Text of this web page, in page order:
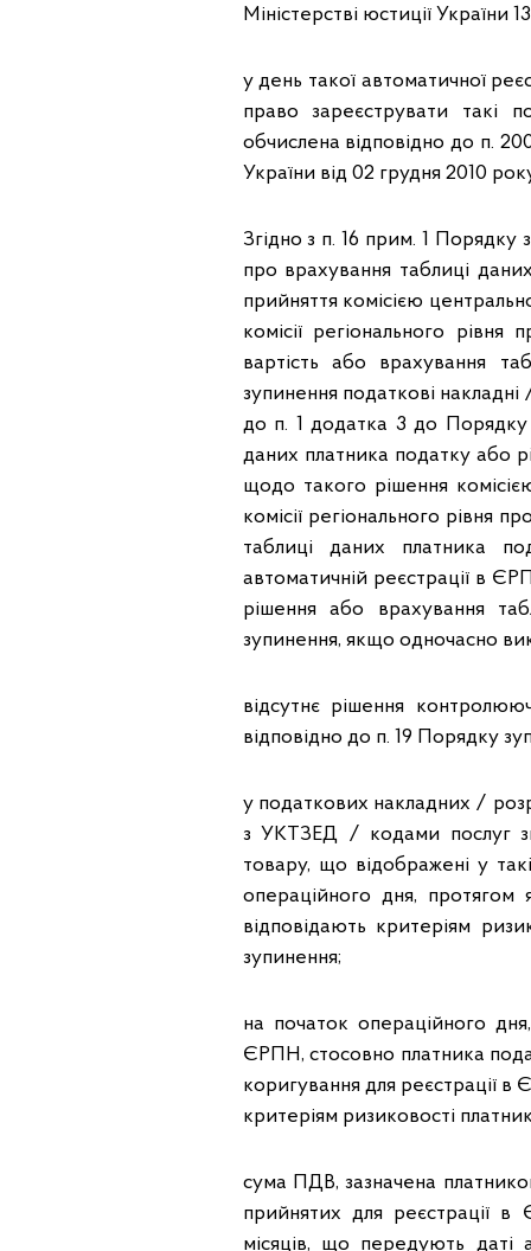
Міністерстві юстиції
у день такої автоматичної
право зареєструвати такі
обчислена відповідно до п.
України від 02 грудня 2010
Згідно з п. 16 прим. 1 Порядку
про врахування таблиці
прийняття комісією
комісії регіонального
вартість або врахування
зупинення податкові
до п. 1 додатка 3 до Порядку
даних платника податку або
щодо такого рішення
комісії регіонального рівня
таблиці даних платника
автоматичній реєстрації в
рішення або врахування
зупинення, якщо одночасно
відсутнє рішення
відповідно до п. 19 Порядку
у податкових накладних /
з УКТЗЕД / кодами послуг
товару, що відображені у
операційного дня,
відповідають критеріям
зупинення;
на початок операційного
ЄРПН, стосовно платника
коригування для реєстрації в
критеріям ризиковості
сума ПДВ, зазначена
прийнятих для реєстрації
місяців, що передують даті